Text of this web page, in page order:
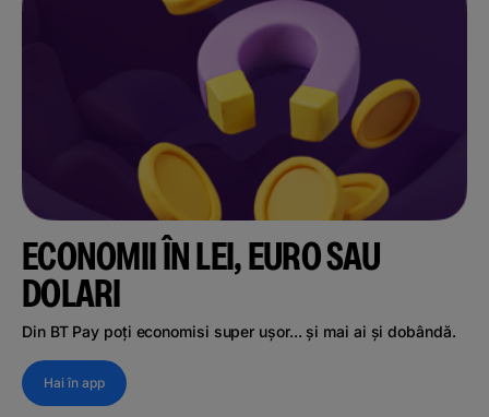
ECONOMII ÎN LEI, EURO SAU
DOLARI
Din BT Pay poți economisi super ușor... și mai ai și dobândă.
Hai în app